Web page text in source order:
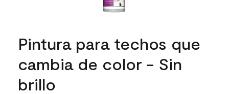
Pintura para techos que
cambia de color - Sin
brillo